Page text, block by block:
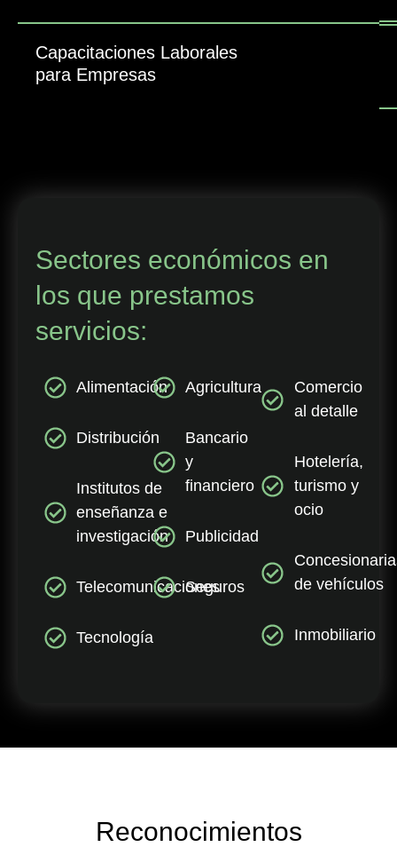
Capacitaciones Laborales
para Empresas
Sectores económicos en
los que prestamos
servicios:
Alimentación
Distribución
Institutos de
enseñanza e
investigación
Telecomunicaciones
Tecnología
Agricultura
Bancario
y
financiero
Publicidad
Seguros
Comercio
al detalle
Hotelería,
turismo y
ocio
de vehículos
Inmobiliario
Reconocimientos